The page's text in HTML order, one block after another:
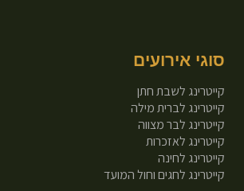
סוגי אירועים
קייטרינג לשבת חתן
קייטרינג לברית מילה
קייטרינג לבר מצווה
קייטרינג לאזכרות
קייטרינג לחינה
קייטרינג לחגים וחול המועד